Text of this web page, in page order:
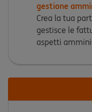
gestione
Crea la tua
gestisce le
aspetti